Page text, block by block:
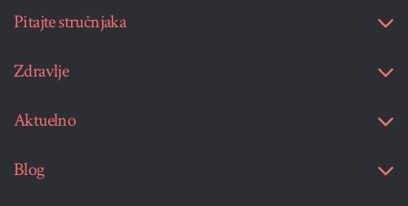
Pitajte stručnjaka
Zdravlje
Aktuelno
Blog